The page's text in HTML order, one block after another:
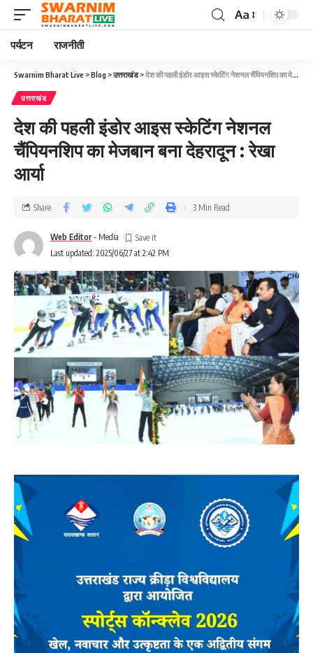
Aa
पर्यटन राजनीती
Swarnim Bharat Live >Blog >उत्तराखंड>देश की पहली इंडोर आइस स्केटिंग नेशनल चैंपियनशिप का मेजबान बना देहरादून : रेखा आर्या
उत्तराखंड
देश की पहली इंडोर आइस स्केटिंग नेशनल
चैंपियनशिप का मेजबान बना देहरादून : रेखा
आर्या
Last updated: 2025/06/27 at 2:42 PM
Web Editor - Media
Share 3 Min Read